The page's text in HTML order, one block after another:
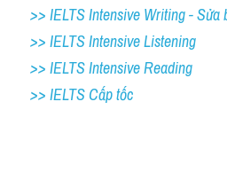
>> IELTS Intensive Writing - Sửa
>> IELTS Intensive Listening
>> IELTS Intensive Reading
>> IELTS Cấp tốc